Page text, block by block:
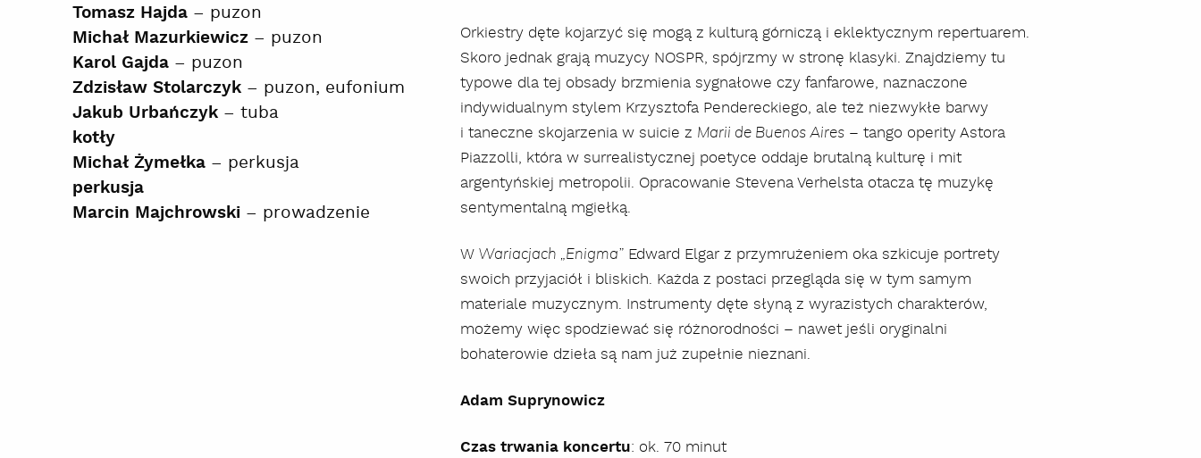
Tomasz Hajda– puzon
Michał Mazurkiewicz– puzon
Karol Gajda– puzon
Zdzisław Stolarczyk– puzon, eufonium
Jakub Urbańczyk– tuba
kotły
Michał Żymełka– perkusja
perkusja
Marcin Majchrowski– prowadzenie
Orkiestry dęte kojarzyć się mogą z kulturą górniczą i eklektycznym repertuarem.
Skoro jednak grają muzycy NOSPR, spójrzmy w stronę klasyki. Znajdziemy tu
typowe dla tej obsady brzmienia sygnałowe czy fanfarowe, naznaczone
indywidualnym stylem Krzysztofa Pendereckiego, ale też niezwykłe barwy
i taneczne skojarzenia w suicie z Marii de Buenos Aires – tango operity Astora
Piazzolli, która w surrealistycznej poetyce oddaje brutalną kulturę i mit
argentyńskiej metropolii. Opracowanie Stevena Verhelsta otacza tę muzykę
sentymentalną mgiełką.
W Wariacjach „Enigma” Edward Elgar z przymrużeniem oka szkicuje portrety
swoich przyjaciół i bliskich. Każda z postaci przegląda się w tym samym
materiale muzycznym. Instrumenty dęte słyną z wyrazistych charakterów,
możemy więc spodziewać się różnorodności – nawet jeśli oryginalni
bohaterowie dzieła są nam już zupełnie nieznani.
Adam Suprynowicz
Czas trwania koncertu: ok. 70 minut